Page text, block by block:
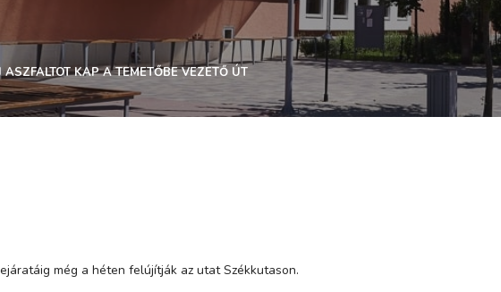
ASZFALTOT KAP A TEMETŐBE VEZETŐ ÚT
még a héten felújítják az utat Székkutason.